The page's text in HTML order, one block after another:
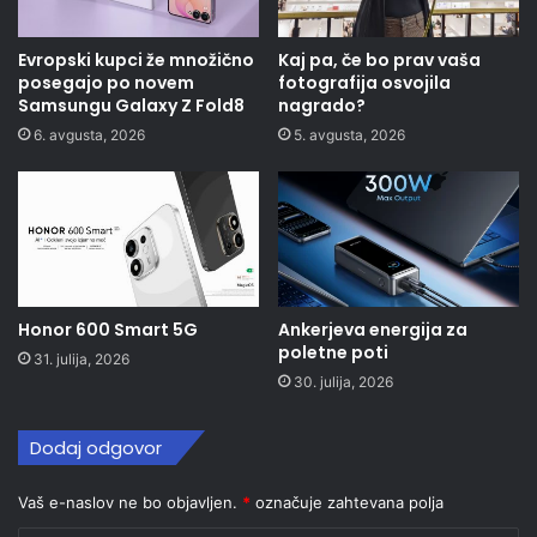
Evropski kupci že množično
posegajo po novem
Samsungu Galaxy Z Fold8
6. avgusta, 2026
Kaj pa, če bo prav vaša
fotografija osvojila
nagrado?
5. avgusta, 2026
Honor 600 Smart 5G
31. julija, 2026
Ankerjeva energija za
poletne poti
30. julija, 2026
Dodaj odgovor
Vaš e-naslov ne bo objavljen. * označuje zahtevana polja